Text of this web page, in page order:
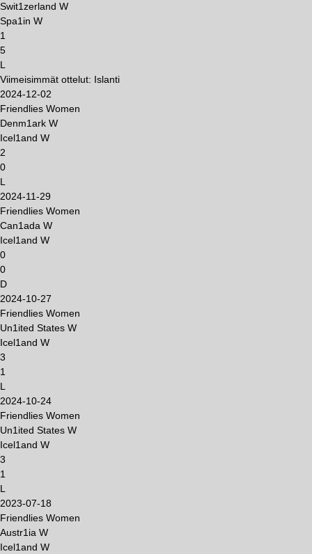
Swit1zerland W
Spa1in W
1
5
L
Viimeisimmät ottelut: Islanti
2024-12-02
Friendlies Women
Denm1ark W
Icel1and W
2
0
L
2024-11-29
Friendlies Women
Can1ada W
Icel1and W
0
0
D
2024-10-27
Friendlies Women
Un1ited States W
Icel1and W
3
1
L
2024-10-24
Friendlies Women
Un1ited States W
Icel1and W
3
1
L
2023-07-18
Friendlies Women
Austr1ia W
Icel1and W